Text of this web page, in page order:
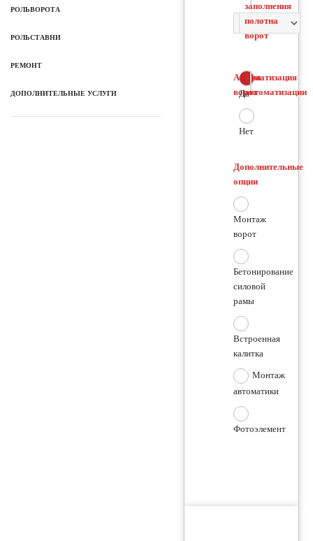
РОЛЬВОРОТА
РОЛЬСТАВНИ
РЕМОНТ
ДОПОЛНИТЕЛЬНЫЕ УСЛУГИ
заполнения
полотна
ворот
Автоматизация
ворот
Да
Нет
Тип
автоматизации
Дополнительные
опции
Монтаж
ворот
Бетонирование
силовой
рамы
Встроенная
калитка
Монтаж
автоматики
Фотоэлемент